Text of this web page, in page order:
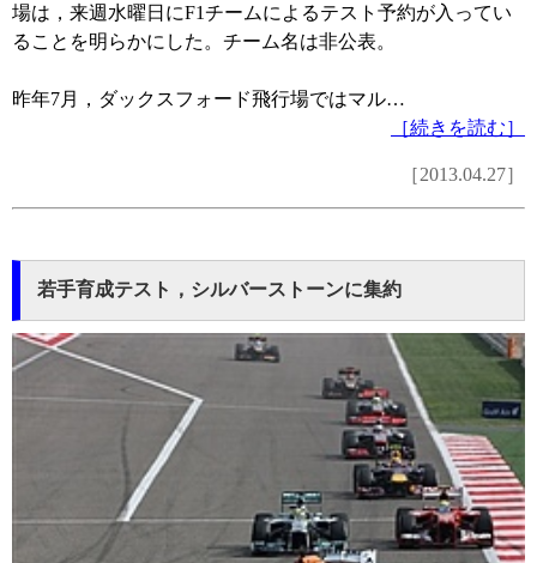
場は，来週水曜日にF1チームによるテスト予約が入ってい
ることを明らかにした。チーム名は非公表。
昨年7月，ダックスフォード飛行場ではマル…
［続きを読む］
［2013.04.27］
若手育成テスト，シルバーストーンに集約